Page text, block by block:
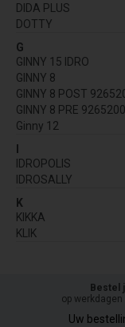
DIDA PLUS
DOTTY
G
GINNY 15 IDRO
GINNY 8
GINNY 8 POST
GINNY 8 PRE 9265200
Ginny 12
IDROPOLIS
IDROSALLY
K
KIKKA
KLIK
Bestel
op
Uw